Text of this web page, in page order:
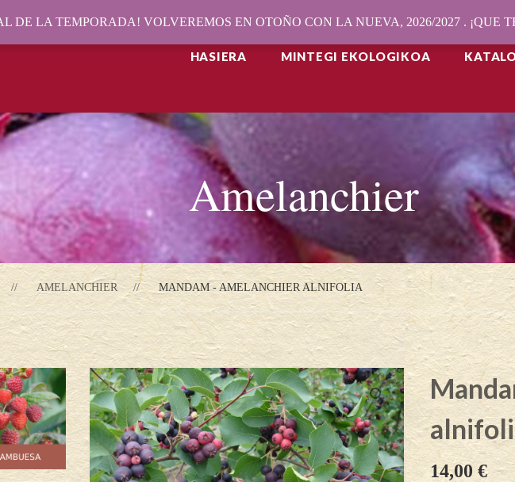
HASIERA MINTEGI EKOLOGIKOA
Amelanchier
AMELANCHIER MANDAM - AMELANCHIER ALNIFOLIA
14,00 €
DE LA TEMPORADA! VOLVEREMOS EN OTOÑO CON LA NUEVA, 2026/2027 . ¡QUE